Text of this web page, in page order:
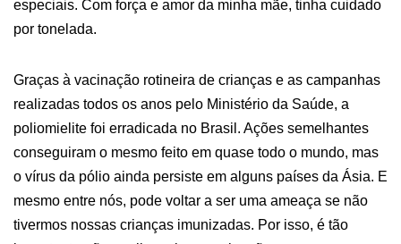
especiais. Com força e amor da minha mãe, tinha cuidado
por tonelada.
Graças à vacinação rotineira de crianças e as campanhas
realizadas todos os anos pelo Ministério da Saúde, a
poliomielite foi erradicada no Brasil. Ações semelhantes
conseguiram o mesmo feito em quase todo o mundo, mas
o vírus da pólio ainda persiste em alguns países da Ásia. E
mesmo entre nós, pode voltar a ser uma ameaça se não
tivermos nossas crianças imunizadas. Por isso, é tão